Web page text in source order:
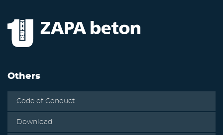
Others
Code of Conduct
Download